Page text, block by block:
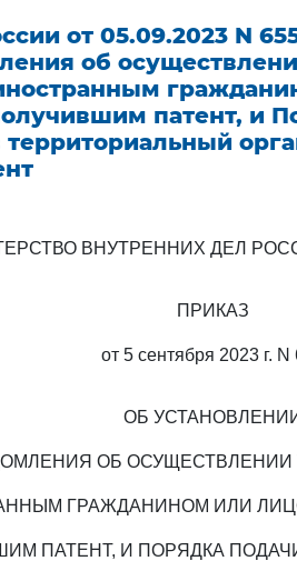
от 05.09.2023 N
об
патент, и
ВНУТРЕННИХ ДЕЛ
ПРИКАЗ
от 5 сентября 2023 г. N
ОБ
ОБ ОСУЩЕСТВЛЕНИИ
ГРАЖДАНИНОМ ИЛИ
ПАТЕНТ, И ПОРЯДКА